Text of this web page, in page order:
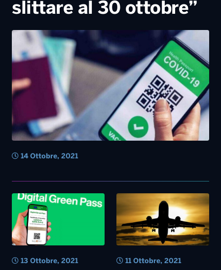
slittare al 30 ottobre”
14 Ottobre, 2021
13 Ottobre, 2021 11 Ottobre, 2021